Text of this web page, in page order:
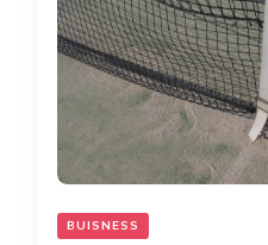
BUISNESS